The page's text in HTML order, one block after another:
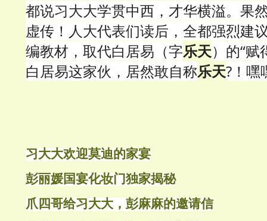
都说习大大学贯中西，才华横溢。果
虚传！人大代表们读后，全都强烈建
编教材，取代白居易（字乐天）的“赋
白居易这家伙，居然敢自称乐天?！嘿
习大大欢迎莫迪的家宴
彭丽媛国宴化妆门独家揭秘
爪四哥给习大大，彭麻麻的邀请信